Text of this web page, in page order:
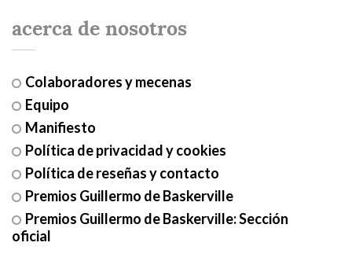
acerca de nosotros
Colaboradores y mecenas
Equipo
Manifiesto
Política de privacidad y cookies
Política de reseñas y contacto
Premios Guillermo de Baskerville
Premios Guillermo de Baskerville: Sección
oficial